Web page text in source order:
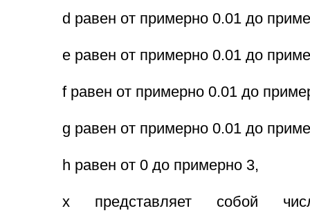
d равен от примерно 0.01 до
е равен от примерно 0.01 до
f равен от примерно 0.01 до
g равен от примерно 0.01 до
h равен от 0 до примерно 3,
х представляет собой